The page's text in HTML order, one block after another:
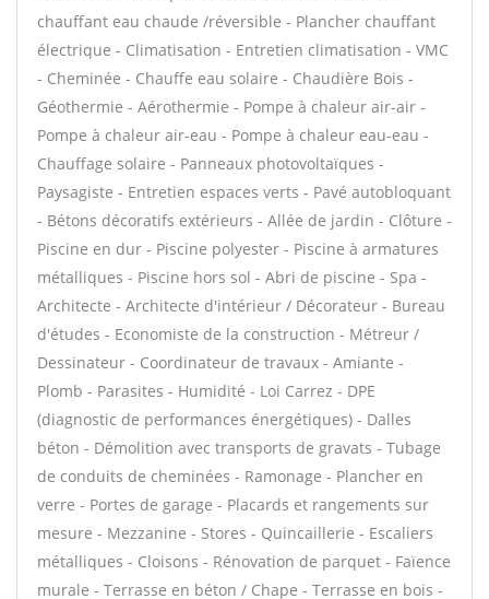
chauffant eau chaude /réversible - Plancher chauffant
électrique - Climatisation - Entretien climatisation - VMC
- Cheminée - Chauffe eau solaire - Chaudière Bois -
Géothermie - Aérothermie - Pompe à chaleur air-air -
Pompe à chaleur air-eau - Pompe à chaleur eau-eau -
Chauffage solaire - Panneaux photovoltaïques -
Paysagiste - Entretien espaces verts - Pavé autobloquant
- Bétons décoratifs extérieurs - Allée de jardin - Clôture -
Piscine en dur - Piscine polyester - Piscine à armatures
métalliques - Piscine hors sol - Abri de piscine - Spa -
Architecte - Architecte d'intérieur / Décorateur - Bureau
d'études - Economiste de la construction - Métreur /
Dessinateur - Coordinateur de travaux - Amiante -
Plomb - Parasites - Humidité - Loi Carrez - DPE
(diagnostic de performances énergétiques) - Dalles
béton - Démolition avec transports de gravats - Tubage
de conduits de cheminées - Ramonage - Plancher en
verre - Portes de garage - Placards et rangements sur
mesure - Mezzanine - Stores - Quincaillerie - Escaliers
métalliques - Cloisons - Rénovation de parquet - Faïence
murale - Terrasse en béton / Chape - Terrasse en bois -